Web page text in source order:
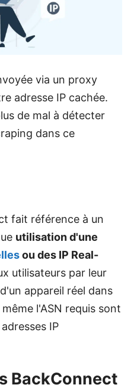
via un proxy
adresse IP cachée.
de mal à détecter
dans ce
fait référence à un
utilisation d'une
ou des IP Real-
utilisateurs par leur
appareil réel dans
l'ASN requis sont
IP
BackConnect